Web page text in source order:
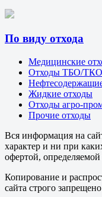
По виду отхода
Медицинские
Отходы ТБО/ТКО
Жидкие отходы
Отходы агро-
Прочие отходы
Вся информация на
характер и ни при
офертой,
Копирование и
сайта строго